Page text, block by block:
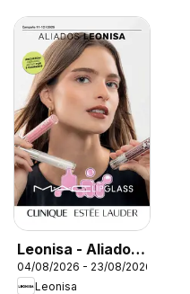
Leonisa - Aliados
Leonisa II
04/08/2026 - 23/08/2026
Leonisa